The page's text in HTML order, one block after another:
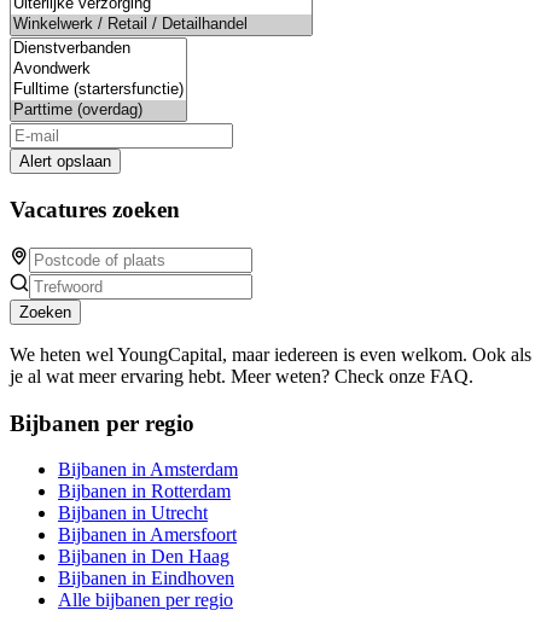
Alert opslaan
Vacatures zoeken
Zoeken
We heten wel YoungCapital, maar iedereen is even welkom. Ook als
je al wat meer ervaring hebt. Meer weten? Check onze FAQ.
Bijbanen per regio
Bijbanen in Amsterdam
Bijbanen in Rotterdam
Bijbanen in Utrecht
Bijbanen in Amersfoort
Bijbanen in Den Haag
Bijbanen in Eindhoven
Alle bijbanen per regio